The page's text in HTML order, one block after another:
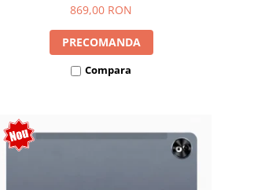
869,00 RON
PRECOMANDA
Compara